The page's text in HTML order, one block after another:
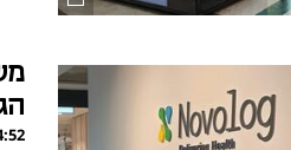
05.08.26